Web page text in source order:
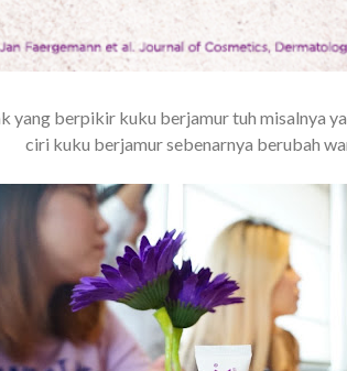
yang berpikir kuku berjamur tuh misalnya
ciri kuku berjamur sebenarnya berubah